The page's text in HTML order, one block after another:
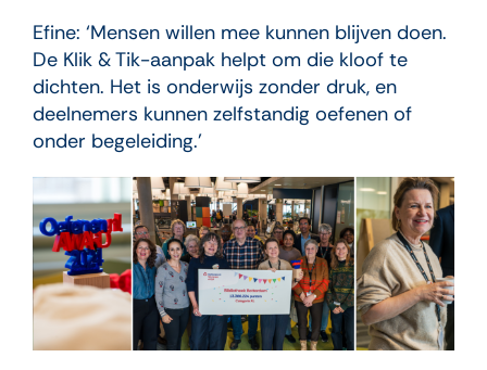
Efine: ‘Mensen willen mee kunnen blijven doen.
De Klik & Tik-aanpak helpt om die kloof te
dichten. Het is onderwijs zonder druk, en
deelnemers kunnen zelfstandig oefenen of
onder begeleiding.’